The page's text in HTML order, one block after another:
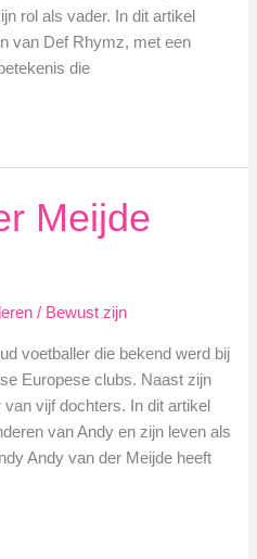
rol als vader. In dit artikel
van Def Rhymz, met een
die
Meijde
/ Bewust zijn
voetballer die bekend werd bij
Europese clubs. Naast zijn
vijf dochters. In dit artikel
van Andy en zijn leven als
Andy van der Meijde heeft